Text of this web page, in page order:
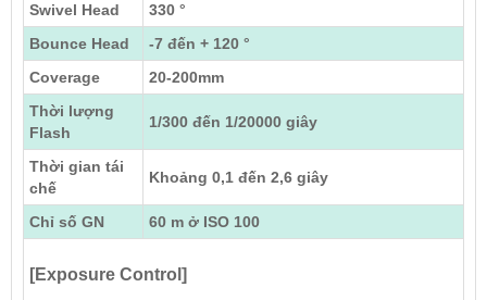
Swivel Head
330 °
Bounce Head
-7 đến + 120 °
Coverage
20-200mm
Thời lượng
Flash
1/300 đến 1/20000 giây
Thời gian tái
chế
Khoảng 0,1 đến 2,6 giây
Chỉ số GN 60 m ở ISO 100
[Exposure Control]